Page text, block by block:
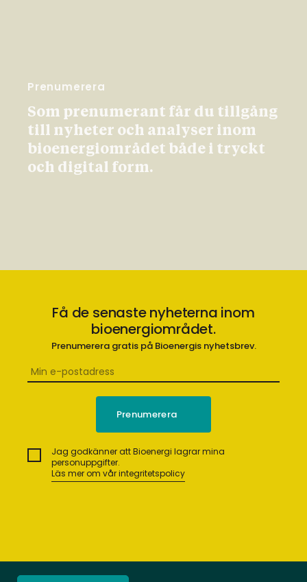
Prenumerera
Som prenumerant får du tillgång
till nyheter och analyser inom
bioenergiområdet både i tryckt
och digital form.
Få de senaste nyheterna inom
bioenergiområdet.
Prenumerera gratis på Bioenergis nyhetsbrev.
Jag godkänner att Bioenergi lagrar mina
personuppgifter.
Läs mer om vår integritetspolicy